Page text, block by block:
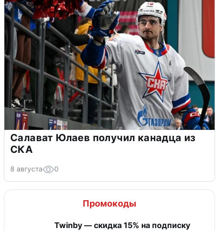
Салават Юлаев получил канадца из
СКА
8 августа 0
Промокоды
Twinby — скидка 15% на подписку